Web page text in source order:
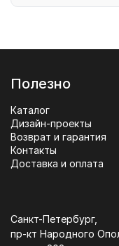
Полезно
Каталог
Дизайн-проекты
Возврат и гарантия
Контакты
Доставка и оплата
Санкт-Петербург,
пр-кт Народного